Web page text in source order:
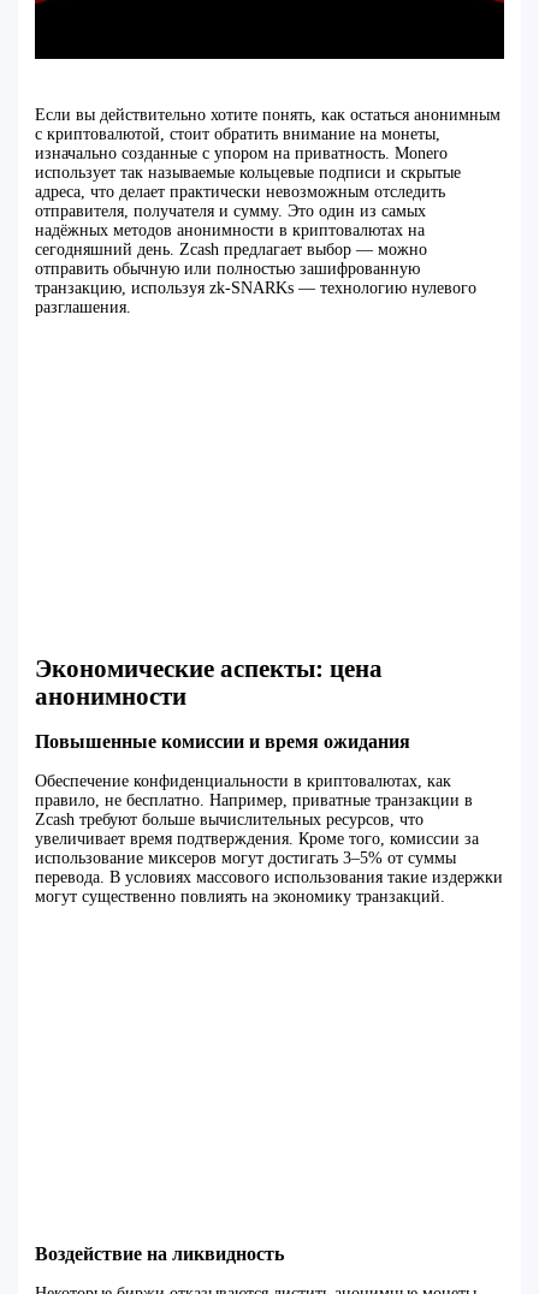
Если вы действительно хотите понять, как остаться анонимным
с криптовалютой, стоит обратить внимание на монеты,
изначально созданные с упором на приватность. Monero
использует так называемые кольцевые подписи и скрытые
адреса, что делает практически невозможным отследить
отправителя, получателя и сумму. Это один из самых
надёжных методов анонимности в криптовалютах на
сегодняшний день. Zcash предлагает выбор — можно
отправить обычную или полностью зашифрованную
транзакцию, используя zk-SNARKs — технологию нулевого
разглашения.
Экономические аспекты: цена
анонимности
Повышенные комиссии и время ожидания
Обеспечение конфиденциальности в криптовалютах, как
правило, не бесплатно. Например, приватные транзакции в
Zcash требуют больше вычислительных ресурсов, что
увеличивает время подтверждения. Кроме того, комиссии за
использование миксеров могут достигать 3–5% от суммы
перевода. В условиях массового использования такие издержки
могут существенно повлиять на экономику транзакций.
Воздействие на ликвидность